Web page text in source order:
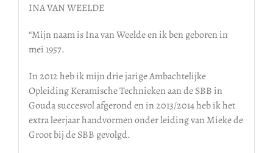
INA VAN WEELDE
“Mijn naam is Ina van Weelde en ik ben geboren in
mei 1957.
In 2012 heb ik mijn drie jarige Ambachtelijke
Opleiding Keramische Technieken aan de SBB in
Gouda succesvol afgerond en in 2013/2014 heb ik het
extra leerjaar handvormen onder leiding van Mieke de
Groot bij de SBB gevolgd.